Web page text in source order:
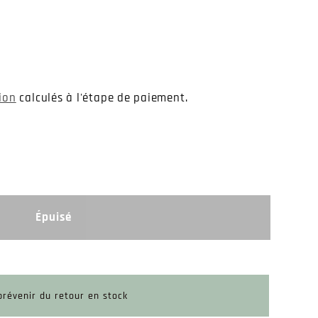
calculés à l'étape de paiement.
Épuisé
du retour en stock